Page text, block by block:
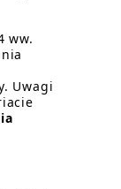
ww.
Uwagi